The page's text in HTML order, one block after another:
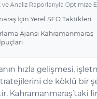
Analiz Raporlarıyla Optimize
İçin Yerel SEO Taktikleri
Ajansı Kahramanmaraş
hızla gelişmesi,
de köklü bir
Kahramanmaraş’taki